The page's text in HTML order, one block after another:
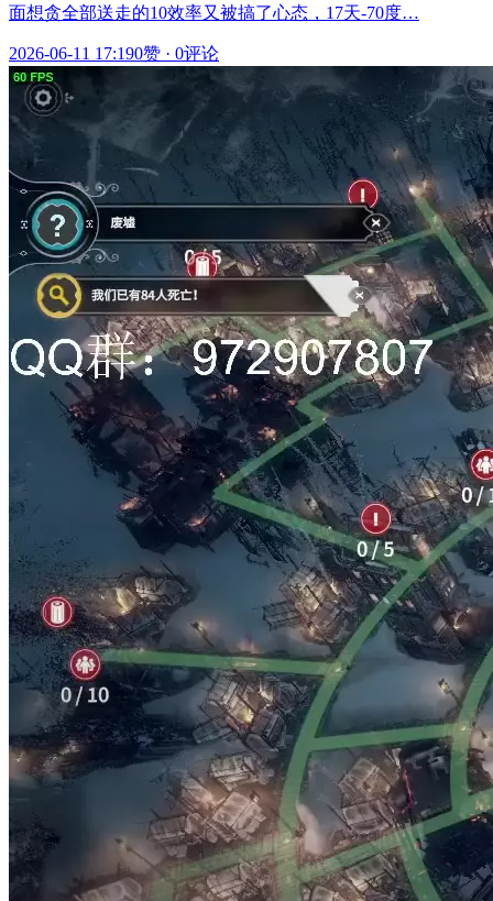
面想贪全部送走的10效率又被搞了心态，17天-70度…
2026-06-11 17:190赞 · 0评论